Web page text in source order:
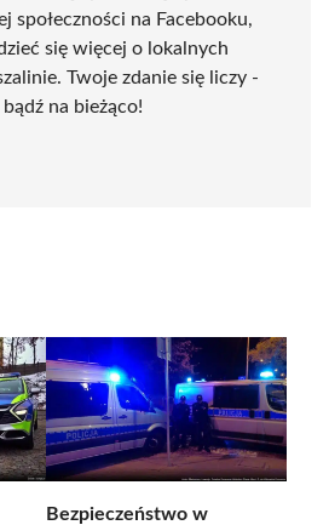
społeczności na Facebooku,
się więcej o lokalnych
Twoje zdanie się liczy -
na bieżąco!
Bezpieczeństwo w